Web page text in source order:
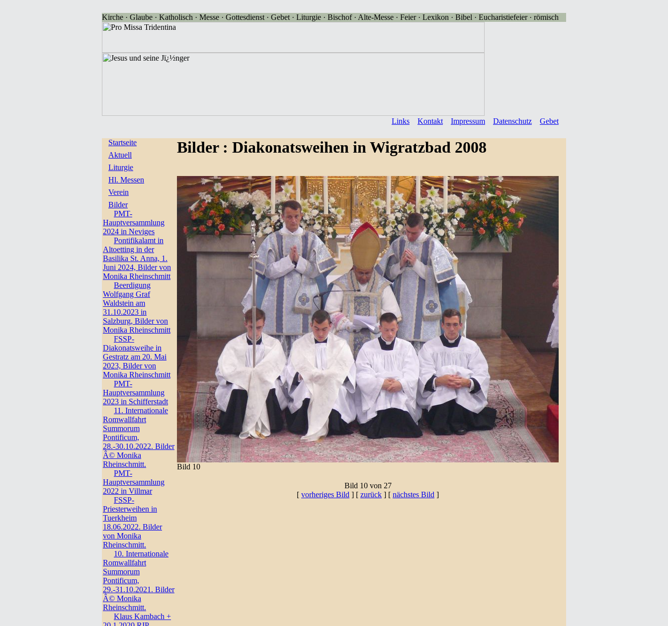
Kirche · Glaube · Katholisch · Messe · Gottesdienst · Gebet · Liturgie · Bischof · Alte-Messe · Feier · Lexikon · Bibel · Eucharistiefeier · römisch
Links Kontakt Impressum Datenschutz Gebet
Startseite
Aktuell
Liturgie
Hl. Messen
Verein
Bilder
PMT-
Hauptversammlung
2024 in Neviges
Pontifikalamt in
Altoetting in der
Basilika St. Anna, 1.
Juni 2024, Bilder von
Monika Rheinschmitt
Beerdigung
Wolfgang Graf
Waldstein am
31.10.2023 in
Salzburg, Bilder von
Monika Rheinschmitt
FSSP-
Diakonatsweihe in
Gestratz am 20. Mai
2023, Bilder von
Monika Rheinschmitt
PMT-
Hauptversammlung
2023 in Schifferstadt
11. Internationale
Romwallfahrt
Summorum
Pontificum,
28.-30.10.2022. Bilder
Â© Monika
Rheinschmitt.
PMT-
Hauptversammlung
2022 in Villmar
FSSP-
Priesterweihen in
Tuerkheim
18.06.2022. Bilder
von Monika
Rheinschmitt.
10. Internationale
Romwallfahrt
Summorum
Pontificum,
29.-31.10.2021. Bilder
Â© Monika
Rheinschmitt.
Klaus Kambach +
Bilder : Diakonatsweihen in Wigratzbad 2008
Bild 10
Bild 10 von 27
[ vorheriges Bild ] [ zurück ] [ nächstes Bild ]